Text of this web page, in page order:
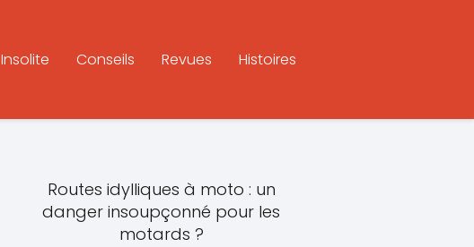
Insolite Conseils Revues Histoires
Routes idylliques à moto : un
danger insoupçonné pour les
motards ?